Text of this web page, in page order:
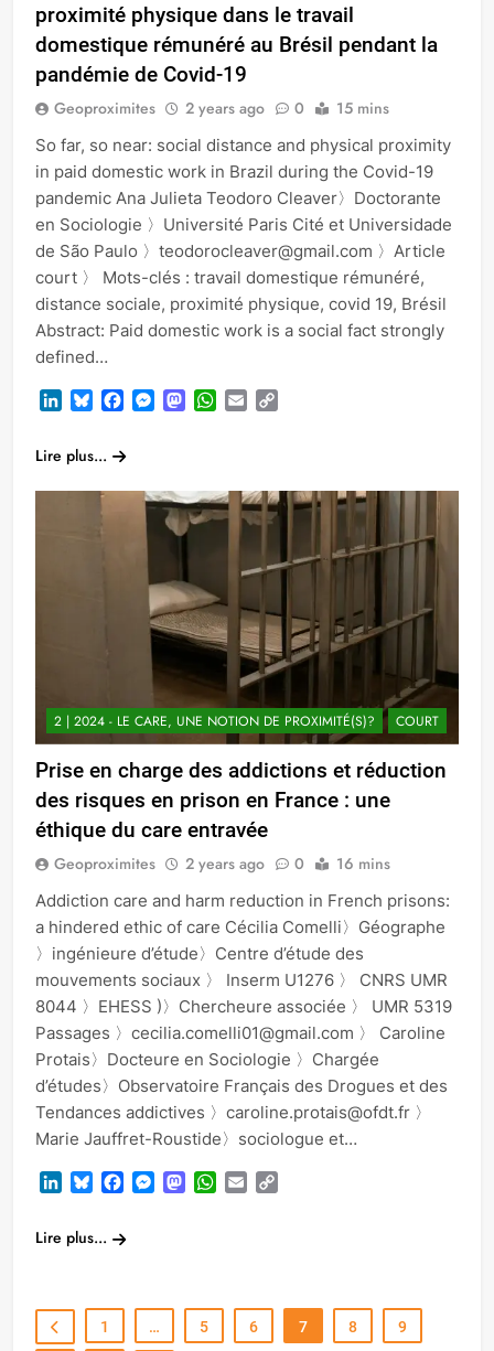
proximité physique dans le travail
domestique rémunéré au Brésil pendant la
pandémie de Covid-19
Geoproximites 2 years ago 0 15 mins
So far, so near: social distance and physical proximity
in paid domestic work in Brazil during the Covid-19
pandemic Ana Julieta Teodoro Cleaver〉Doctorante
en Sociologie 〉Université Paris Cité et Universidade
de São Paulo 〉teodorocleaver@gmail.com 〉Article
court 〉 Mots-clés : travail domestique rémunéré,
distance sociale, proximité physique, covid 19, Brésil
Abstract: Paid domestic work is a social fact strongly
defined…
LinkedInBlueskyFacebook
Messenger
Mastodon
WhatsApp
Email
Lire plus...
2 | 2024 - LE CARE, UNE NOTION DE PROXIMITÉ(S)? COURT
Prise en charge des addictions et réduction
des risques en prison en France : une
éthique du care entravée
Geoproximites 2 years ago 0 16 mins
Addiction care and harm reduction in French prisons:
a hindered ethic of care Cécilia Comelli〉Géographe
〉ingénieure d’étude〉Centre d’étude des
mouvements sociaux 〉 Inserm U1276 〉 CNRS UMR
8044 〉EHESS )〉Chercheure associée 〉 UMR 5319
Passages 〉cecilia.comelli01@gmail.com 〉 Caroline
Protais〉Docteure en Sociologie 〉Chargée
d’études〉Observatoire Français des Drogues et des
Tendances addictives 〉caroline.protais@ofdt.fr 〉
Marie Jauffret-Roustide〉sociologue et…
LinkedInBlueskyFacebook
Messenger
Mastodon
WhatsApp
Email
Lire plus...
1 … 5 6 7 8 9